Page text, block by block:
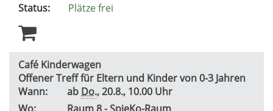
Status:
Plätze frei
Café Kinderwagen
Offener Treff für Eltern und Kinder von 0-3 Jahren
Wann:
ab Do., 20.8., 10.00 Uhr